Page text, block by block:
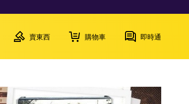
賣東西 購物車 即時通